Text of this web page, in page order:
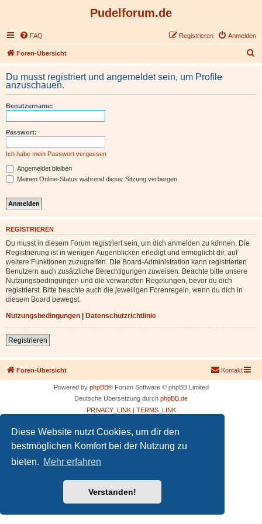
Diese Website nutzt Cookies, um dir den
bestmöglichen Komfort bei der Nutzung zu
bieten. Mehr erfahren
Verstanden!
Pudelforum.de
FAQ Anmelden
Registrieren
Foren-Übersicht
u
h
Du musst registriert und angemeldet sein, um Profile
anzuschauen.
Benutzername:
Passwort:
Ich habe mein Passwort vergessen
Angemeldet bleiben
Meinen Online-Status während dieser Sitzung verbergen
REGISTRIEREN
Du musst in diesem Forum registriert sein, um dich anmelden zu können. Die
Registrierung ist in wenigen Augenblicken erledigt und ermöglicht dir, auf
weitere Funktionen zuzugreifen. Die Board-Administration kann registrierten
Benutzern auch zusätzliche Berechtigungen zuweisen. Beachte bitte unsere
Nutzungsbedingungen und die verwandten Regelungen, bevor du dich
registrierst. Bitte beachte auch die jeweiligen Forenregeln, wenn du dich in
diesem Board bewegst.
Nutzungsbedingungen | Datenschutzrichtlinie
Registrieren
Foren-Übersicht Kontakt
Powered by phpBB® Forum Software © phpBB Limited
Deutsche Übersetzung durch phpBB.de
PRIVACY_LINK| TERMS_LINK